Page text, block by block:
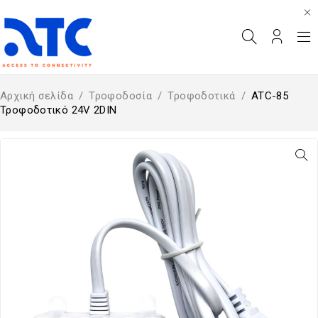
Αρχική σελίδα / Τροφοδοσία / Τροφοδοτικά / ATC-85
Τροφοδοτικό 24V 2DIN